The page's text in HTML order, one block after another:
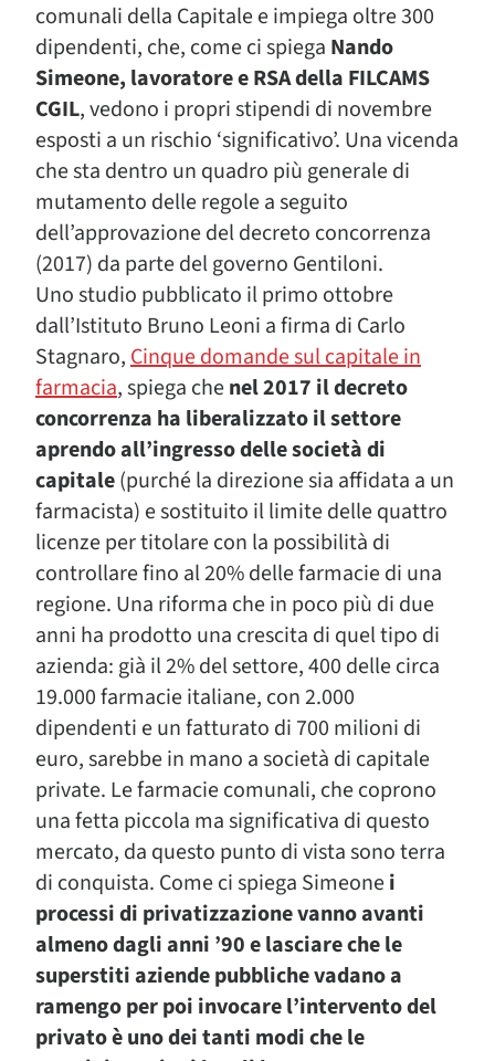
comunali della Capitale e impiega oltre 300
dipendenti, che, come ci spiega Nando
Simeone, lavoratore e RSA della FILCAMS
CGIL, vedono i propri stipendi di novembre
esposti a un rischio ‘significativo’. Una vicenda
che sta dentro un quadro più generale di
mutamento delle regole a seguito
dell’approvazione del decreto concorrenza
(2017) da parte del governo Gentiloni.
Uno studio pubblicato il primo ottobre
dall’Istituto Bruno Leoni a firma di Carlo
Stagnaro,Cinque domande sul capitale in
farmacia, spiega chenel 2017 il decreto
concorrenza ha liberalizzato il settore
aprendo all’ingresso delle società di
capitale(purché la direzione sia affidata a un
farmacista) e sostituito il limite delle quattro
licenze per titolare con la possibilità di
controllare fino al 20% delle farmacie di una
regione. Una riforma che in poco più di due
anni ha prodotto una crescita di quel tipo di
azienda: già il 2% del settore, 400 delle circa
19.000 farmacie italiane, con 2.000
dipendenti e un fatturato di 700 milioni di
euro, sarebbe in mano a società di capitale
private. Le farmacie comunali, che coprono
una fetta piccola ma significativa di questo
mercato, da questo punto di vista sono terra
di conquista. Come ci spiega Simeonei
processi di privatizzazione vanno avanti
almeno dagli anni ’90 e lasciare che le
superstiti aziende pubbliche vadano a
ramengo per poi invocare l’intervento del
privato è uno dei tanti modi che le